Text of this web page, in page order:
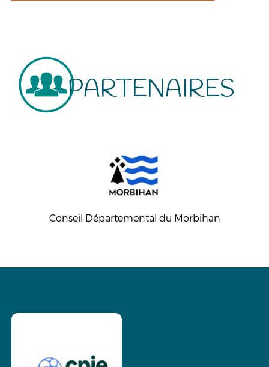
PARTENAIRES
Conseil Départemental du Morbihan